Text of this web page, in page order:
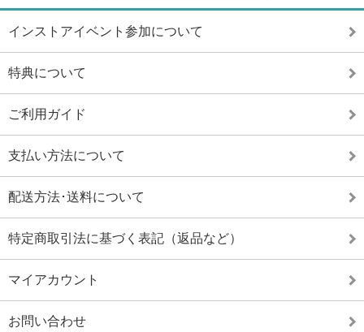
インストアイベント参加について
特典について
ご利用ガイド
支払い方法について
配送方法･送料について
特定商取引法に基づく表記（返品など）
マイアカウント
お問い合わせ